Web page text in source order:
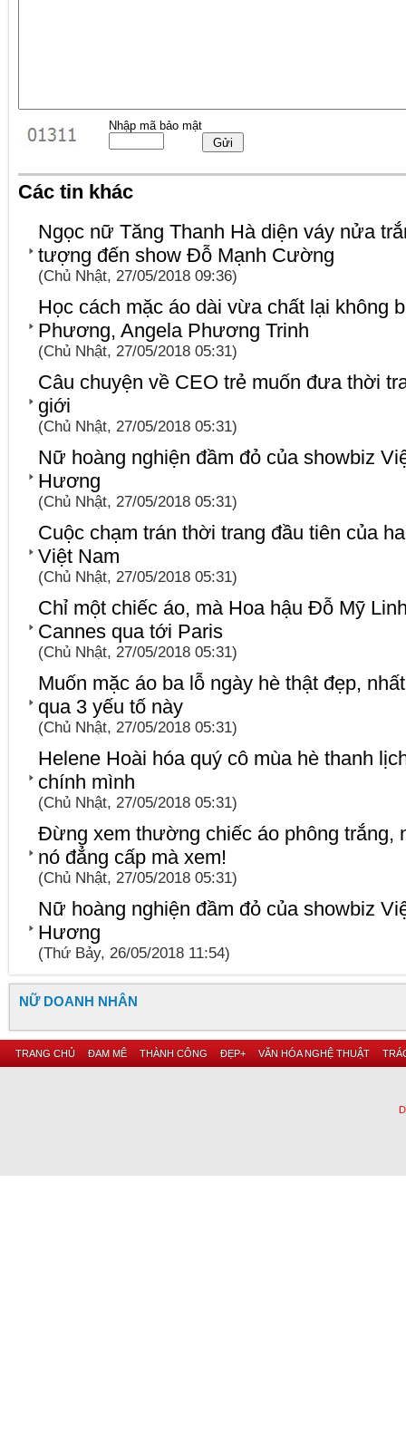
Nhập mã bảo mật
Các tin khác
Ngọc nữ Tăng Thanh Hà diện váy nửa
tượng đến show Đỗ Mạnh Cường
(Chủ Nhật, 27/05/2018 09:36)
Học cách mặc áo dài vừa chất lại không
Phương, Angela Phương Trinh
(Chủ Nhật, 27/05/2018 05:31)
Câu chuyện về CEO trẻ muốn đưa thời
giới
(Chủ Nhật, 27/05/2018 05:31)
Nữ hoàng nghiện đầm đỏ của showbiz
Hương
(Chủ Nhật, 27/05/2018 05:31)
Cuộc chạm trán thời trang đầu tiên của
Việt Nam
(Chủ Nhật, 27/05/2018 05:31)
Chỉ một chiếc áo, mà Hoa hậu Đỗ Mỹ
Cannes qua tới Paris
(Chủ Nhật, 27/05/2018 05:31)
Muốn mặc áo ba lỗ ngày hè thật đẹp,
qua 3 yếu tố này
(Chủ Nhật, 27/05/2018 05:31)
Helene Hoài hóa quý cô mùa hè thanh
chính mình
(Chủ Nhật, 27/05/2018 05:31)
Đừng xem thường chiếc áo phông trắng,
nó đẳng cấp mà xem!
(Chủ Nhật, 27/05/2018 05:31)
Nữ hoàng nghiện đầm đỏ của showbiz
Hương
(Thứ Bảy, 26/05/2018 11:54)
NỮ DOANH NHÂN
TRANG CHỦ ĐAM MÊ THÀNH CÔNG ĐẸP+ VĂN HÓA NGHỆ THUẬT